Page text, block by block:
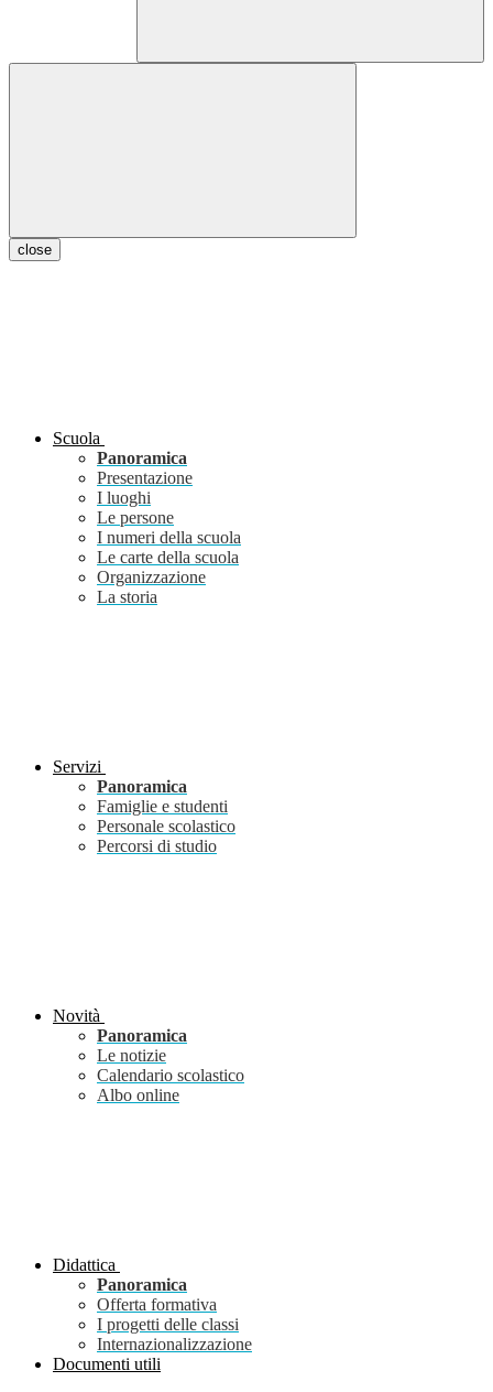
close
Scuola
Panoramica
Presentazione
I luoghi
Le persone
I numeri della scuola
Le carte della scuola
Organizzazione
La storia
Servizi
Panoramica
Famiglie e studenti
Personale scolastico
Percorsi di studio
Novità
Panoramica
Le notizie
Calendario scolastico
Albo online
Didattica
Panoramica
Offerta formativa
I progetti delle classi
Internazionalizzazione
Documenti utili